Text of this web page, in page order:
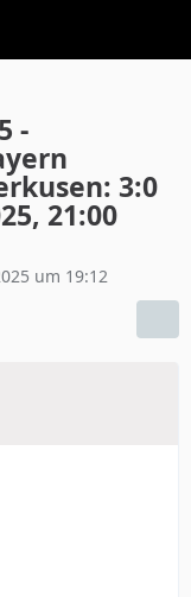
-
3:0
21:00
um 19:12